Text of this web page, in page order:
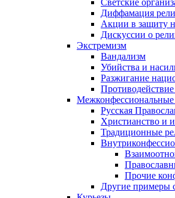
Светские
Диффамация
Акции в защиту
Дискуссии о
Экстремизм
Вандализм
Убийства и
Разжигание
Русская
Христианство и
Традиционные
Прочие
Другие примеры